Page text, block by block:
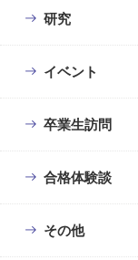
研究
イベント
卒業生訪問
合格体験談
その他